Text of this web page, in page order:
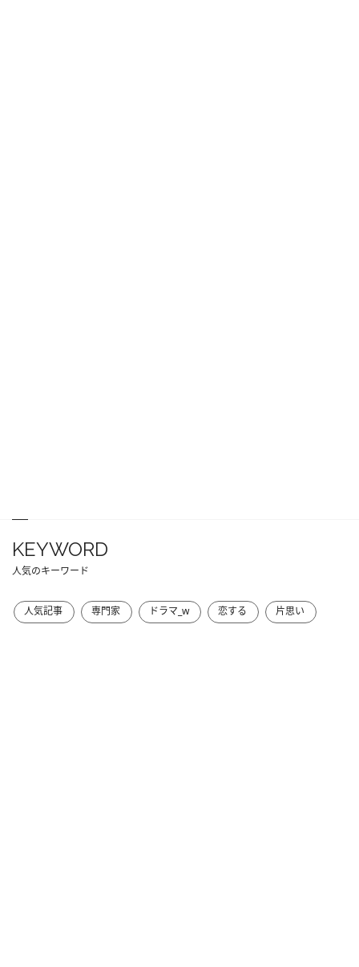
KEYWORD
人気のキーワード
人気記事 専門家 ドラマ_w 恋する 片思い